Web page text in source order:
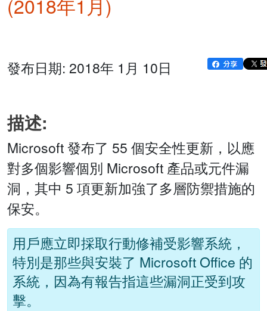
發布日期: 2018年 1月 10日
描述:
Microsoft 發布了 55 個安全性更新，以應
對多個影響個別 Microsoft 產品或元件漏
洞，其中 5 項更新加強了多層防禦措施的
保安。
用戶應立即採取行動修補受影響系統，
特別是那些與安裝了 Microsoft Office 的
系統，因為有報告指這些漏洞正受到攻
擊。